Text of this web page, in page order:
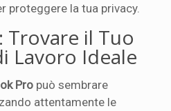
proteggere la tua privacy.
Trovare il Tuo
Lavoro Ideale
Pro può sembrare
attentamente le